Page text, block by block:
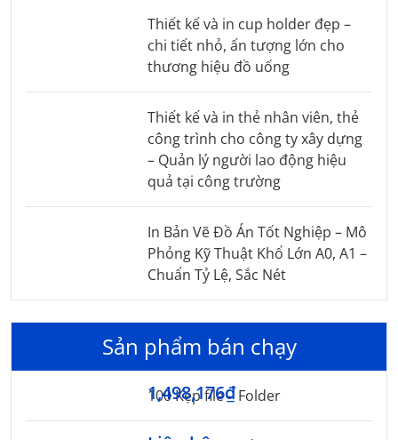
Thiết kế và in cup holder đẹp –
chi tiết nhỏ, ấn tượng lớn cho
thương hiệu đồ uống
Thiết kế và in thẻ nhân viên, thẻ
công trình cho công ty xây dựng
– Quản lý người lao động hiệu
quả tại công trường
In Bản Vẽ Đồ Án Tốt Nghiệp – Mô
Phỏng Kỹ Thuật Khổ Lớn A0, A1 –
Chuẩn Tỷ Lệ, Sắc Nét
Sản phẩm bán chạy
100 Kẹp file – Folder
1,498,176₫